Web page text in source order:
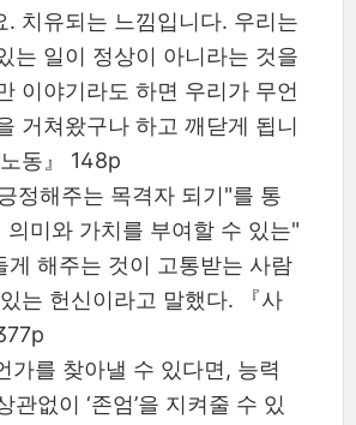
. 치유되는 느낌입니다. 우리는
는 일이 정상이 아니라는 것을
이야기라도 하면 우리가 무언
거쳐왔구나 하고 깨닫게 됩니
동』 148p
정해주는 목격자 되기"를 통
의미와 가치를 부여할 수 있는"
게 해주는 것이 고통받는 사람
는 헌신이라고 말했다. 『사
가를 찾아낼 수 있다면, 능력
관없이 ‘존엄’을 지켜줄 수 있